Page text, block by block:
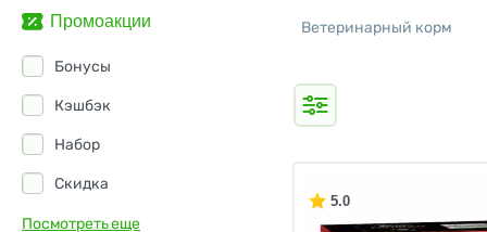
Промоакции
Бонусы
Кэшбэк
Набор
Скидка
Посмотреть еще
Ветеринарный корм
5.0